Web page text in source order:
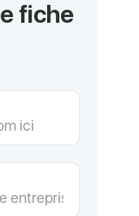
fiche